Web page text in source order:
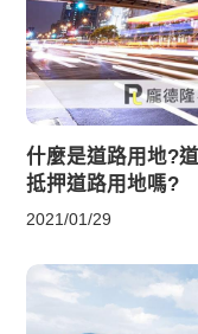
什麼是道路用地?
抵押道路用地嗎?
2021/01/29